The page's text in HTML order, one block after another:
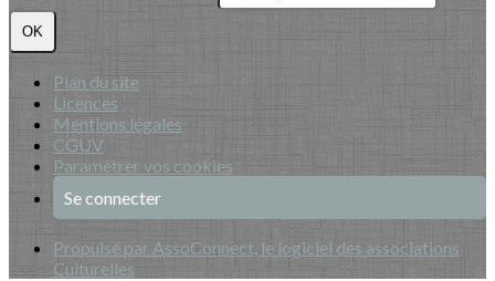
OK
Plan du site
Licences
Mentions légales
CGUV
Paramétrer vos cookies
Se connecter
Propulsé par AssoConnect, le logiciel des associations
Culturelles